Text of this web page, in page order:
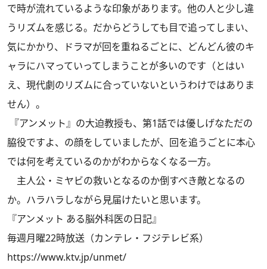
で時が流れているような印象があります。他の人と少し違
うリズムを感じる。だからどうしても目で追ってしまい、
気にかかり、ドラマが回を重ねるごとに、どんどん彼のキ
ャラにハマっていってしまうことが多いのです（とはい
え、現代劇のリズムに合っていないというわけではありま
せん）。
『アンメット』の大迫教授も、第1話では優しげなただの
脇役ですよ、の顔をしていましたが、回を追うごとに本心
では何を考えているのかがわからなくなる一方。
主人公・ミヤビの救いとなるのか倒すべき敵となるの
か。ハラハラしながら見届けたいと思います。
『アンメット ある脳外科医の日記』
毎週月曜22時放送（カンテレ・フジテレビ系）
https://www.ktv.jp/unmet/